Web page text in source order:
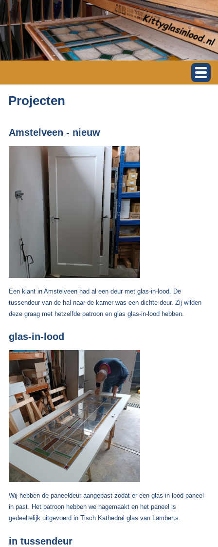
Projecten
Amstelveen - nieuw
Een klant in Amstelveen had al een deur met glas-in-lood. De
tussendeur van de hal naar de kamer was een dichte deur. Zij wilden
deze graag met hetzelfde patroon en glas glas-in-lood hebben.
glas-in-lood
Wij hebben de paneeldeur aangepast zodat er een glas-in-lood paneel
in past. Het patroon hebben we nagemaakt en het paneel is
gedeeltelijk uitgevoerd in Tisch Kathedral glas van Lamberts.
in tussendeur